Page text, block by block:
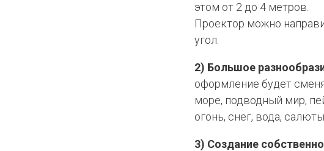
этом от 2 до 4 метров.
Проектор можно
угол.
2) Большое
оформление будет
море, подводный мир,
огонь, снег, вода,
3) Создание